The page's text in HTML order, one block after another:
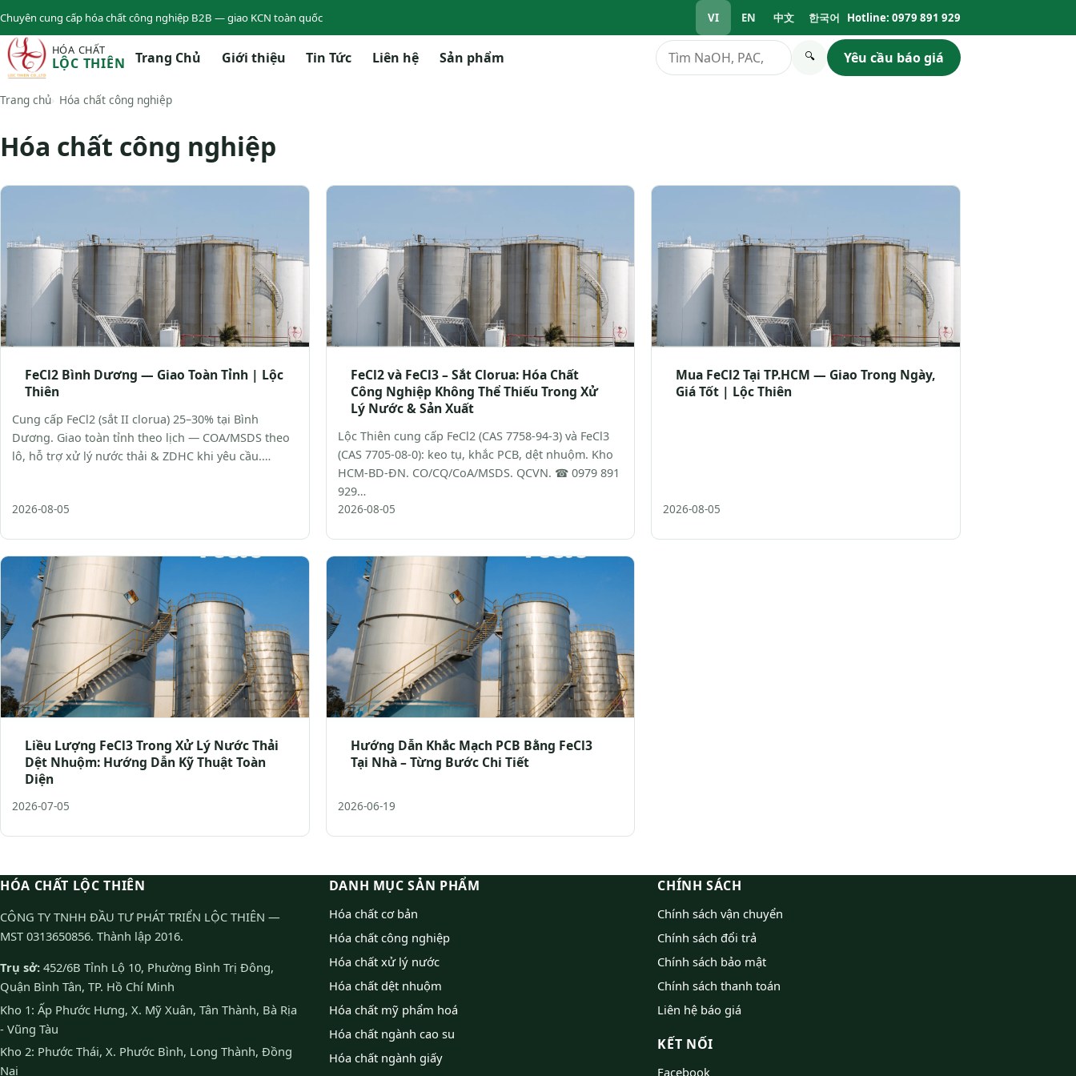
Chuyên cung cấp hóa chất công nghiệp B2B — giao KCN toàn quốc VI EN 中文 한국어 Hotline: 0979 891 929
HÓA CHẤT
LỘC THIÊN Trang Chủ Giới thiệu Tin Tức Liên hệ Sản phẩm Tìm kiếm 🔍 Yêu cầu báo giá
Trang chủ Hóa chất công nghiệp
Hóa chất công nghiệp
FeCl2 Bình Dương — Giao Toàn Tỉnh | Lộc
Thiên
Cung cấp FeCl2 (sắt II clorua) 25–30% tại Bình
Dương. Giao toàn tỉnh theo lịch — COA/MSDS theo
lô, hỗ trợ xử lý nước thải & ZDHC khi yêu cầu.…
2026-08-05
FeCl2 và FeCl3 – Sắt Clorua: Hóa Chất
Công Nghiệp Không Thể Thiếu Trong Xử
Lý Nước & Sản Xuất
Lộc Thiên cung cấp FeCl2 (CAS 7758-94-3) và FeCl3
(CAS 7705-08-0): keo tụ, khắc PCB, dệt nhuộm. Kho
HCM-BD-ĐN. CO/CQ/CoA/MSDS. QCVN. ☎ 0979 891
929…
2026-08-05
Mua FeCl2 Tại TP.HCM — Giao Trong Ngày,
Giá Tốt | Lộc Thiên
2026-08-05
Liều Lượng FeCl3 Trong Xử Lý Nước Thải
Dệt Nhuộm: Hướng Dẫn Kỹ Thuật Toàn
Diện
2026-07-05
Hướng Dẫn Khắc Mạch PCB Bằng FeCl3
Tại Nhà – Từng Bước Chi Tiết
2026-06-19
HÓA CHẤT LỘC THIÊN
CÔNG TY TNHH ĐẦU TƯ PHÁT TRIỂN LỘC THIÊN —
MST 0313650856. Thành lập 2016.
Trụ sở: 452/6B Tỉnh Lộ 10, Phường Bình Trị Đông,
Quận Bình Tân, TP. Hồ Chí Minh
Kho 1: Ấp Phước Hưng, X. Mỹ Xuân, Tân Thành, Bà Rịa
- Vũng Tàu
Kho 2: Phước Thái, X. Phước Bình, Long Thành, Đồng
Nai
DANH MỤC SẢN PHẨM
Hóa chất cơ bản
Hóa chất công nghiệp
Hóa chất xử lý nước
Hóa chất dệt nhuộm
Hóa chất mỹ phẩm hoá
Hóa chất ngành cao su
Hóa chất ngành giấy
CHÍNH SÁCH
Chính sách vận chuyển
Chính sách đổi trả
Chính sách bảo mật
Chính sách thanh toán
Liên hệ báo giá
KẾT NỐI
Facebook